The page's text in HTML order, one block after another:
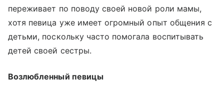
переживает по поводу своей новой роли мамы,
хотя певица уже имеет огромный опыт общения с
детьми, поскольку часто помогала воспитывать
детей своей сестры.
Возлюбленный певицы